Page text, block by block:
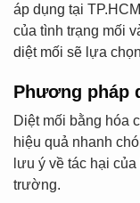
áp dụng tại
của tình trạng mối
diệt mối sẽ lựa
Phương pháp
Diệt mối bằng hóa
hiệu quả nhanh
lưu ý về tác hại
trường.